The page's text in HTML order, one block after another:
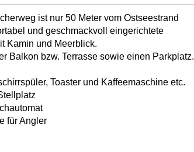
ist nur 50 Meter vom Ostseestrand
und geschmackvoll eingerichtete
Kamin und Meerblick.
Balkon bzw. Terrasse sowie einen Parkplatz.
Toaster und Kaffeemaschine etc.
für Angler